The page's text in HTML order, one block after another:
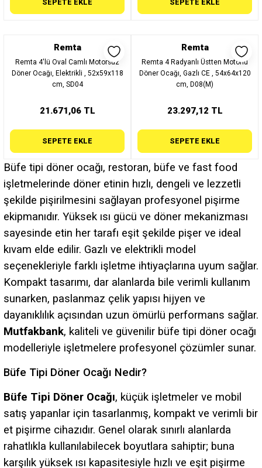
SEPETE EKLE SEPETE EKLE
Remta
Remta 4'lü Oval Camlı Motorsuz
Döner Ocağı, Elektrikli , 52x59x118
cm, SD04
21.671,06 TL
SEPETE EKLE
Remta
Remta 4 Radyanlı Üstten Motorlu
Döner Ocağı, Gazlı CE , 54x64x120
cm, D08(M)
23.297,12 TL
SEPETE EKLE
Büfe tipi döner ocağı, restoran, büfe ve fast food
işletmelerinde döner etinin hızlı, dengeli ve lezzetli
şekilde pişirilmesini sağlayan profesyonel pişirme
ekipmanıdır. Yüksek ısı gücü ve döner mekanizması
sayesinde etin her tarafı eşit şekilde pişer ve ideal
kıvam elde edilir. Gazlı ve elektrikli model
seçenekleriyle farklı işletme ihtiyaçlarına uyum sağlar.
Kompakt tasarımı, dar alanlarda bile verimli kullanım
sunarken, paslanmaz çelik yapısı hijyen ve
dayanıklılık açısından uzun ömürlü performans sağlar.
Mutfakbank, kaliteli ve güvenilir büfe tipi döner ocağı
modelleriyle işletmelere profesyonel çözümler sunar.
Büfe Tipi Döner Ocağı Nedir?
Büfe Tipi Döner Ocağı, küçük işletmeler ve mobil
satış yapanlar için tasarlanmış, kompakt ve verimli bir
et pişirme cihazıdır. Genel olarak sınırlı alanlarda
rahatlıkla kullanılabilecek boyutlara sahiptir; buna
karşılık yüksek ısı kapasitesiyle hızlı ve eşit pişirme